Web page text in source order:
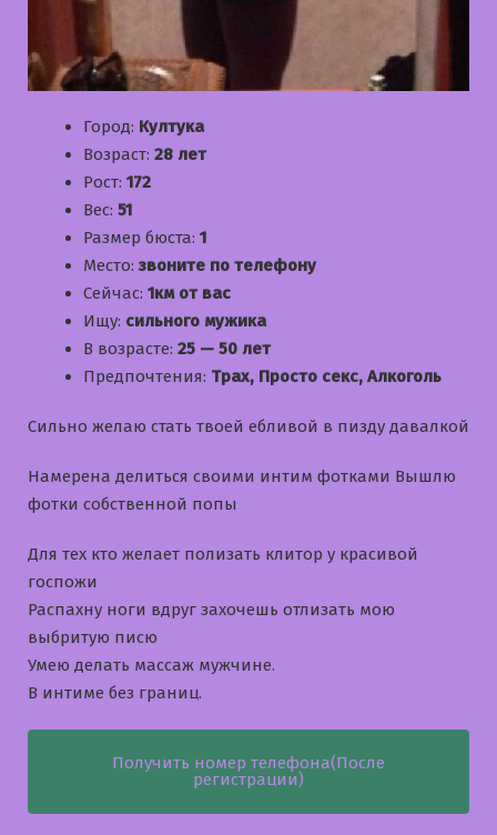
Город: Култука
Возраст: 28 лет
Рост: 172
Вес: 51
Размер бюста: 1
Место:звоните по телефону
Сейчас: 1км от вас
Ищу: сильного мужика
В возрасте: 25 — 50 лет
Предпочтения: Трах, Просто секс, Алкоголь
Сильно желаю стать твоей ебливой в пизду давалкой
Намерена делиться своими интим фотками Вышлю
фотки собственной попы
Для тех кто желает полизать клитор у красивой
госпожи
Распахну ноги вдруг захочешь отлизать мою
выбритую писю
Умею делать массаж мужчине.
В интиме без границ.
Получить номер телефона(После
регистрации)